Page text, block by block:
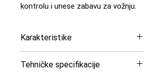
kontrolu i unese zabavu za vožnju.
Karakteristike
Tip vozila: Short Course
Tehničke specifikacije